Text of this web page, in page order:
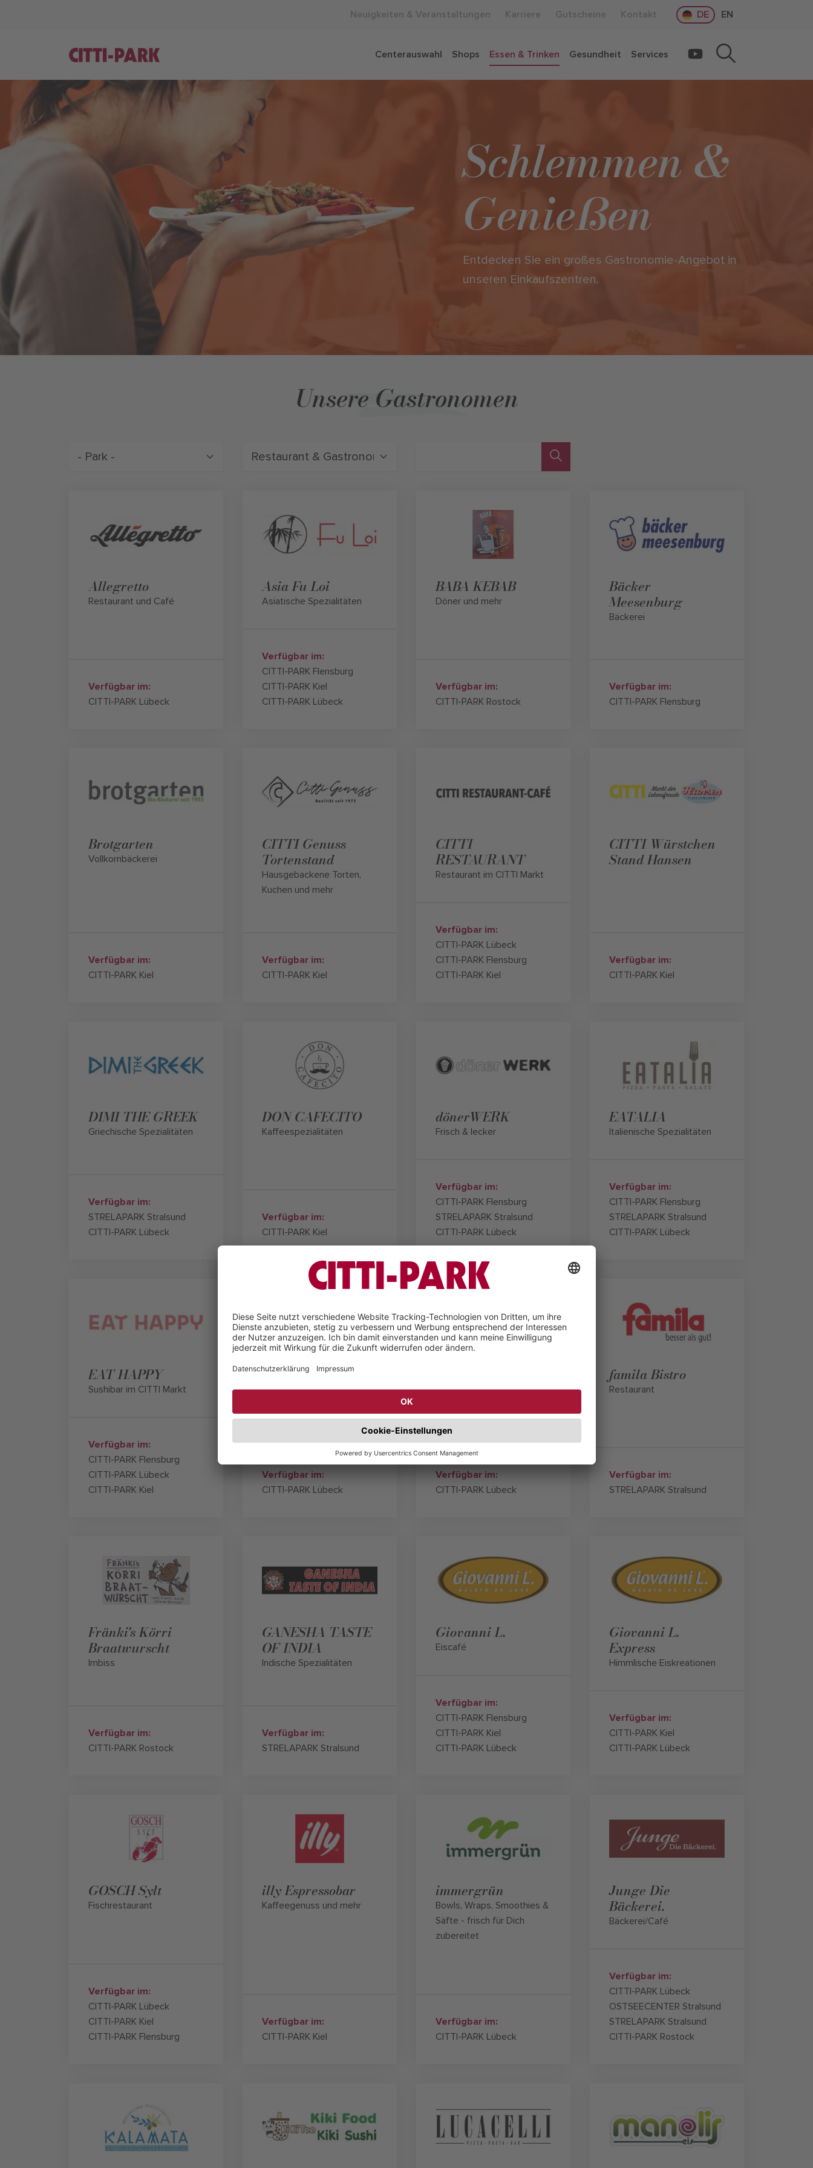
Neuigkeiten & Veranstaltungen Karriere Gutscheine Kontakt DE EN
Centerauswahl Shops Essen & Trinken Gesundheit Services
Schlemmen &
Genießen
Entdecken Sie ein großes Gastronomie-Angebot in
unseren Einkaufszentren.
Unsere Gastronomen
Allegretto
Restaurant und Café
Verfügbar im:
CITTI-PARK Lübeck
Asia Fu Loi
Asiatische Spezialitäten
Verfügbar im:
CITTI-PARK Flensburg
CITTI-PARK Kiel
CITTI-PARK Lübeck
BABA KEBAB
Döner und mehr
Verfügbar im:
CITTI-PARK Rostock
Bäcker
Meesenburg
Bäckerei
Verfügbar im:
CITTI-PARK Flensburg
Brotgarten
Vollkornbäckerei
Verfügbar im:
CITTI-PARK Kiel
CITTI Genuss
Tortenstand
Hausgebackene Torten,
Kuchen und mehr
Verfügbar im:
CITTI-PARK Kiel
CITTI
RESTAURANT
Restaurant im CITTI Markt
Verfügbar im:
CITTI-PARK Lübeck
CITTI-PARK Flensburg
CITTI-PARK Kiel
CITTI Würstchen
Stand Hansen
Verfügbar im:
CITTI-PARK Kiel
DIMI THE GREEK
Griechische Spezialitäten
Verfügbar im:
STRELAPARK Stralsund
CITTI-PARK Lübeck
DON CAFECITO
Kaffeespezialitäten
Verfügbar im:
CITTI-PARK Kiel
dönerWERK
Frisch & lecker
Verfügbar im:
CITTI-PARK Flensburg
STRELAPARK Stralsund
CITTI-PARK Lübeck
EATALIA
Italienische Spezialitäten
Verfügbar im:
CITTI-PARK Flensburg
STRELAPARK Stralsund
CITTI-PARK Lübeck
EAT HAPPY
Sushibar im CITTI Markt
Verfügbar im:
CITTI-PARK Flensburg
CITTI-PARK Lübeck
CITTI-PARK Kiel
EL ARGENTINO
Argentinische Spezialitäten
Verfügbar im:
CITTI-PARK Lübeck
Orient grill & falafel
Verfügbar im:
CITTI-PARK Lübeck
famila Bistro
Restaurant
Verfügbar im:
STRELAPARK Stralsund
Fränki's Körri
Braatwurscht
Imbiss
Verfügbar im:
CITTI-PARK Rostock
GANESHA TASTE
OF INDIA
Indische Spezialitäten
Verfügbar im:
STRELAPARK Stralsund
Giovanni L.
Eiscafé
Verfügbar im:
CITTI-PARK Flensburg
CITTI-PARK Kiel
CITTI-PARK Lübeck
Giovanni L.
Express
Himmlische Eiskreationen
Verfügbar im:
CITTI-PARK Kiel
CITTI-PARK Lübeck
GOSCH Sylt
Fischrestaurant
Verfügbar im:
CITTI-PARK Lübeck
CITTI-PARK Kiel
CITTI-PARK Flensburg
illy Espressobar
Kaffeegenuss und mehr
Verfügbar im:
CITTI-PARK Kiel
immergrün
Bowls, Wraps, Smoothies &
Säfte - frisch für Dich
zubereitet
Verfügbar im:
CITTI-PARK Lübeck
Junge Die
Bäckerei.
Bäckerei/Café
Verfügbar im:
CITTI-PARK Lübeck
OSTSEECENTER Stralsund
STRELAPARK Stralsund
CITTI-PARK Rostock